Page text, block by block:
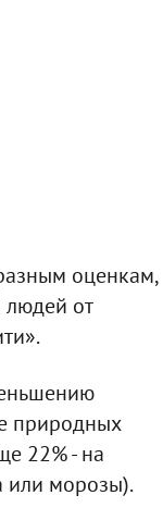
оценкам,
людей от
природных
22% - на
или морозы).